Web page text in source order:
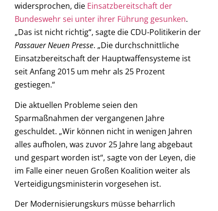
widersprochen, die Einsatzbereitschaft der
Bundeswehr sei unter ihrer Führung gesunken.
„Das ist nicht richtig“, sagte die CDU-Politikerin der
Passauer Neuen Presse. „Die durchschnittliche
Einsatzbereitschaft der Hauptwaffensysteme ist
seit Anfang 2015 um mehr als 25 Prozent
gestiegen.“
Die aktuellen Probleme seien den
Sparmaßnahmen der vergangenen Jahre
geschuldet. „Wir können nicht in wenigen Jahren
alles aufholen, was zuvor 25 Jahre lang abgebaut
und gespart worden ist“, sagte von der Leyen, die
im Falle einer neuen Großen Koalition weiter als
Verteidigungsministerin vorgesehen ist.
Der Modernisierungskurs müsse beharrlich